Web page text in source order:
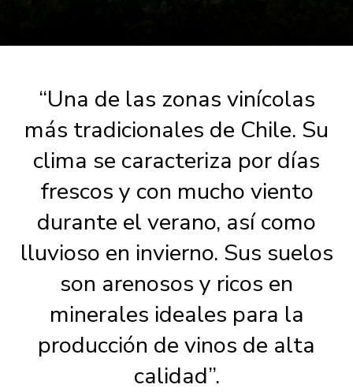
“Una de las zonas vinícolas
más tradicionales de Chile. Su
clima se caracteriza por días
frescos y con mucho viento
durante el verano, así como
lluvioso en invierno. Sus suelos
son arenosos y ricos en
minerales ideales para la
producción de vinos de alta
calidad”.